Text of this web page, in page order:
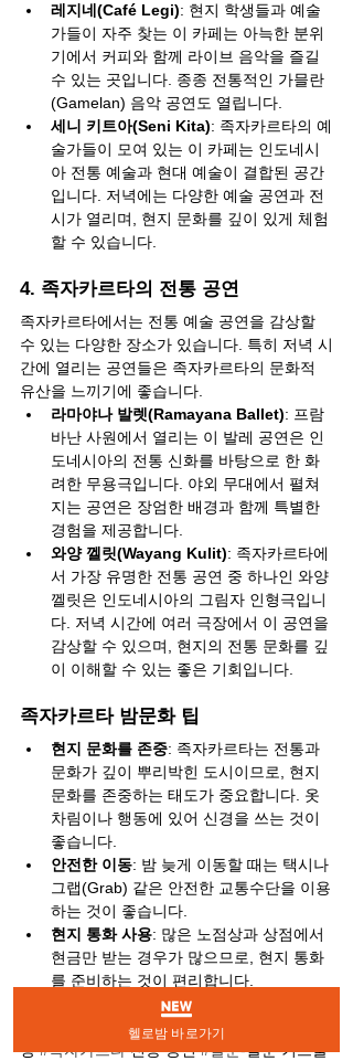
레지네(Café Legi): 현지 학생들과 예술
가들이 자주 찾는 이 카페는 아늑한 분위
기에서 커피와 함께 라이브 음악을 즐길
수 있는 곳입니다. 종종 전통적인 가믈란
(Gamelan) 음악 공연도 열립니다.
세니 키트아(Seni Kita): 족자카르타의 예
술가들이 모여 있는 이 카페는 인도네시
아 전통 예술과 현대 예술이 결합된 공간
입니다. 저녁에는 다양한 예술 공연과 전
시가 열리며, 현지 문화를 깊이 있게 체험
할 수 있습니다.
4. 족자카르타의 전통 공연
족자카르타에서는 전통 예술 공연을 감상할
수 있는 다양한 장소가 있습니다. 특히 저녁 시
간에 열리는 공연들은 족자카르타의 문화적
유산을 느끼기에 좋습니다.
라마야나 발렛(Ramayana Ballet): 프람
바난 사원에서 열리는 이 발레 공연은 인
도네시아의 전통 신화를 바탕으로 한 화
려한 무용극입니다. 야외 무대에서 펼쳐
지는 공연은 장엄한 배경과 함께 특별한
경험을 제공합니다.
와양 껠릿(Wayang Kulit): 족자카르타에
서 가장 유명한 전통 공연 중 하나인 와양
껠릿은 인도네시아의 그림자 인형극입니
다. 저녁 시간에 여러 극장에서 이 공연을
감상할 수 있으며, 현지의 전통 문화를 깊
이 이해할 수 있는 좋은 기회입니다.
족자카르타 밤문화 팁
현지 문화를 존중: 족자카르타는 전통과
문화가 깊이 뿌리박힌 도시이므로, 현지
문화를 존중하는 태도가 중요합니다. 옷
차림이나 행동에 있어 신경을 쓰는 것이
좋습니다.
안전한 이동: 밤 늦게 이동할 때는 택시나
그랩(Grab) 같은 안전한 교통수단을 이용
하는 것이 좋습니다.
현지 통화 사용: 많은 노점상과 상점에서
현금만 받는 경우가 많으므로, 현지 통화
를 준비하는 것이 편리합니다.
밤문화 #말리오보로
장 #족자카르타 전통 공연 #알룬-알룬 키드울
헬로밤 바로가기